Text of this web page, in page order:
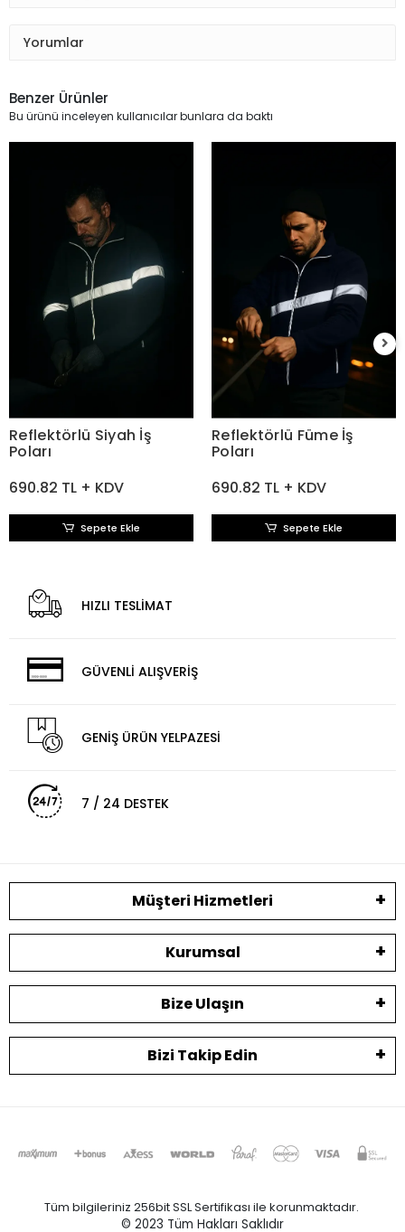
Yorumlar
Benzer Ürünler
Bu ürünü inceleyen kullanıcılar bunlara da baktı
Reflektörlü Siyah İş
Poları
690.82 TL + KDV
Sepete Ekle
Reflektörlü Füme İş
Poları
690.82 TL + KDV
Sepete Ekle
HIZLI TESLİMAT
GÜVENLİ ALIŞVERİŞ
GENİŞ ÜRÜN YELPAZESİ
7 / 24 DESTEK
Müşteri Hizmetleri
Kurumsal
Bize Ulaşın
Bizi Takip Edin
Tüm bilgileriniz 256bit SSL Sertifikası ile korunmaktadır.
© 2023 Tüm Hakları Saklıdır